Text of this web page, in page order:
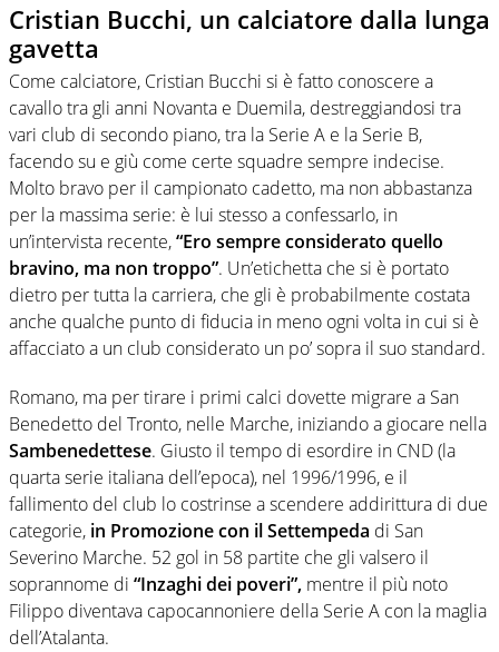
Cristian Bucchi, un calciatore dalla lunga
gavetta
Come calciatore, Cristian Bucchi si è fatto conoscere a
cavallo tra gli anni Novanta e Duemila, destreggiandosi tra
vari club di secondo piano, tra la Serie A e la Serie B,
facendo su e giù come certe squadre sempre indecise.
Molto bravo per il campionato cadetto, ma non abbastanza
per la massima serie: è lui stesso a confessarlo, in
un’intervista recente,“Ero sempre considerato quello
bravino, ma non troppo”. Un’etichetta che si è portato
dietro per tutta la carriera, che gli è probabilmente costata
anche qualche punto di fiducia in meno ogni volta in cui si è
affacciato a un club considerato un po’ sopra il suo standard.
Romano, ma per tirare i primi calci dovette migrare a San
Benedetto del Tronto, nelle Marche, iniziando a giocare nella
Sambenedettese. Giusto il tempo di esordire in CND (la
quarta serie italiana dell’epoca), nel 1996/1996, e il
fallimento del club lo costrinse a scendere addirittura di due
categorie, in Promozione con il Settempeda di San
Severino Marche. 52 gol in 58 partite che gli valsero il
soprannome di “Inzaghi dei poveri”, mentre il più noto
Filippo diventava capocannoniere della Serie A con la maglia
dell’Atalanta.